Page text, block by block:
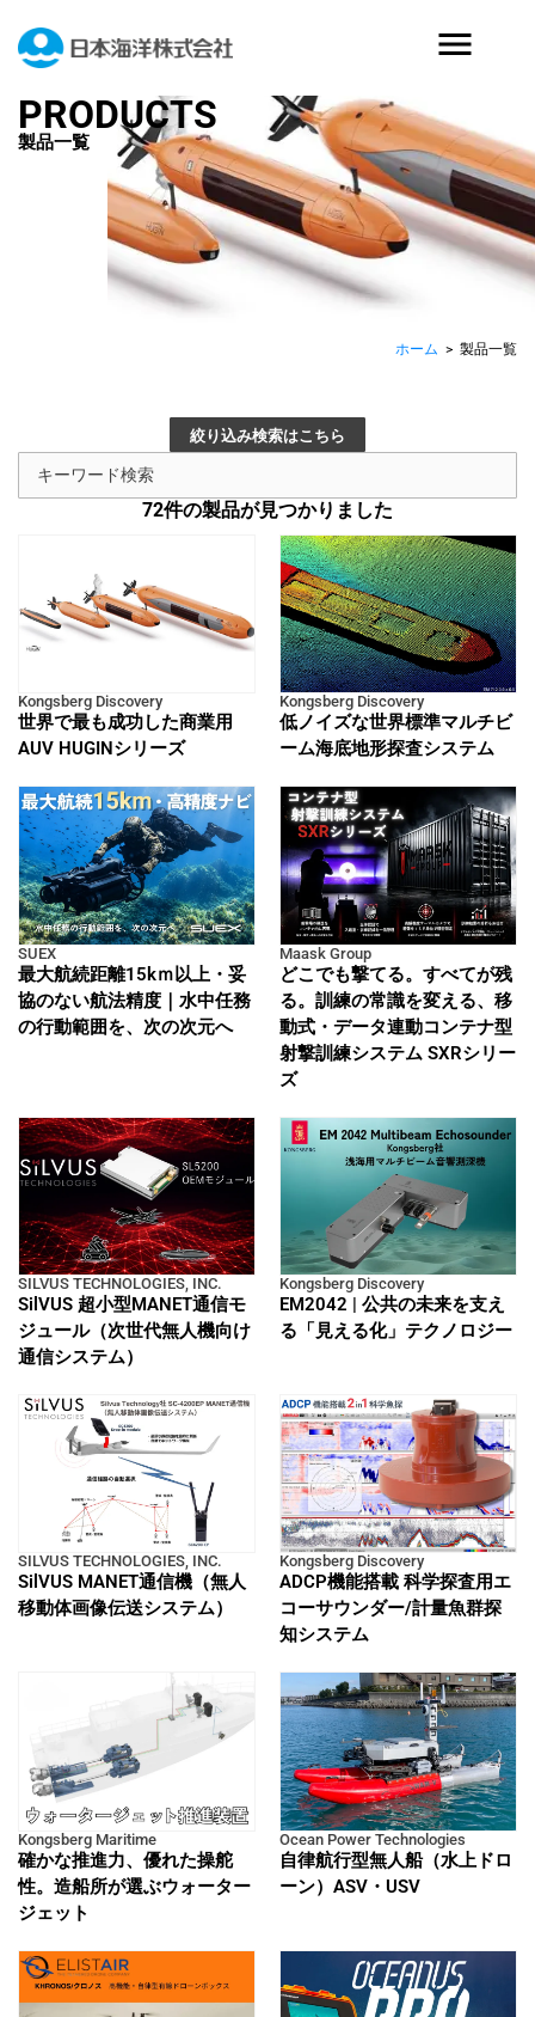
PRODUCTS
製品一覧
ホーム > 製品一覧
絞り込み検索はこちら
72件の製品が見つかりました
Kongsberg Discovery
世界で最も成功した商業用
AUV HUGINシリーズ
Kongsberg Discovery
低ノイズな世界標準マルチビ
ーム海底地形探査システム
SUEX
最大航続距離15kｍ以上・妥
協のない航法精度｜水中任務
の行動範囲を、次の次元へ
Maask Group
どこでも撃てる。すべてが残
る。訓練の常識を変える、移
動式・データ連動コンテナ型
射撃訓練システム SXRシリー
ズ
SILVUS TECHNOLOGIES, INC.
SilVUS 超小型MANET通信モ
ジュール（次世代無人機向け
通信システム）
Kongsberg Discovery
EM2042 | 公共の未来を支え
る「見える化」テクノロジー
SILVUS TECHNOLOGIES, INC.
SilVUS MANET通信機（無人
移動体画像伝送システム）
Kongsberg Discovery
ADCP機能搭載 科学探査用エ
コーサウンダー/計量魚群探
知システム
Kongsberg Maritime
確かな推進力、優れた操舵
性。造船所が選ぶウォーター
ジェット
Ocean Power Technologies
自律航行型無人船（水上ドロ
ーン）ASV・USV